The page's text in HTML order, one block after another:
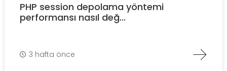
PHP session depolama yöntemi
performansı nasıl değ...
3 hafta önce